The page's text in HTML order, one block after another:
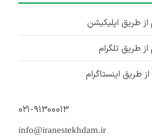
طریق اپلیکیشن
طریق تلگرام
طریق اینستاگرام
۰۲۱-۹۱۳۰۰۰۱۳
info@iranestekhdam.ir